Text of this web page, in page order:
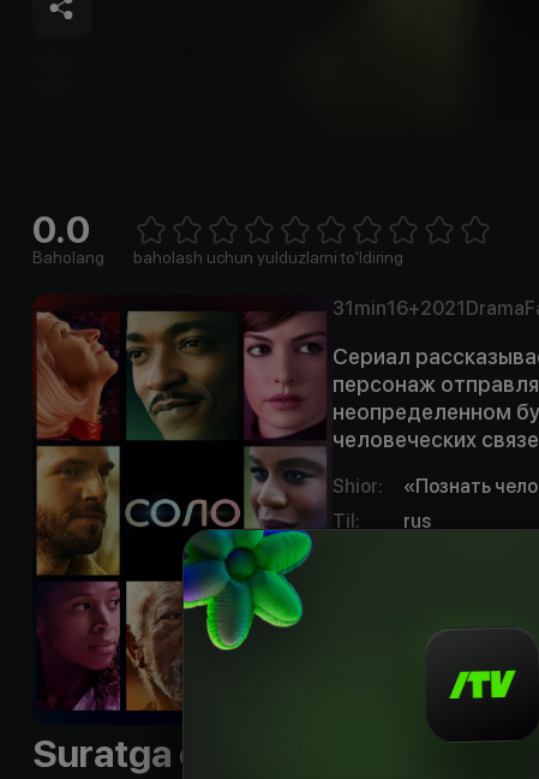
0.0
Baholang 1 Star2 Stars3 Stars4 Stars5 Stars6 Stars7 Stars8 Stars
baholash uchun yulduzlarni to'ldiring
31min16+2021Drama
Сериал
персонаж
неопределенном
человеческих
Shior:
«Познать
Til:
rus
Suratga olish guruhi